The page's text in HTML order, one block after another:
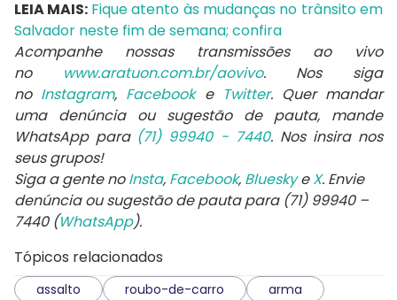
LEIA MAIS: Fique atento às mudanças no trânsito em
Salvador neste fim de semana; confira
Acompanhe nossas transmissões ao vivo
no
www.aratuon.com.br/aovivo. Nos siga
no Instagram, Facebooke Twitter. Quer mandar
uma denúncia ou sugestão de pauta, mande
WhatsApp para (71) 99940 - 7440. Nos insira nos
seus grupos!
Siga a gente noInsta, Facebook, BlueskyeX. Envie
denúncia ou sugestão de pauta para (71) 99940 –
7440 (WhatsApp).
Tópicos relacionados
assalto roubo-de-carro
arma